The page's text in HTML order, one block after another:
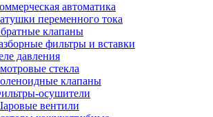
автоматика
переменного тока
клапаны
фильтры и вставки
давления
стекла
клапаны
осушители
вентили